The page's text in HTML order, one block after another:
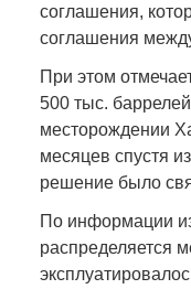
соглашения,
соглашения
При этом
500 тыс.
месторождении
месяцев спустя
решение было
По информации
распределяется